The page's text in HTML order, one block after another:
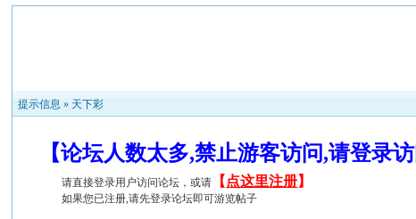
提示信息 » 天下彩
【论坛人数太多,禁止游客访问,请登录
请直接登录用户访问论坛，或请 【 点这里注册】
如果您已注册,请先登录论坛即可游览帖子